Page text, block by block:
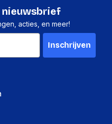
nieuwsbrief
acties, en meer!
Inschrijven